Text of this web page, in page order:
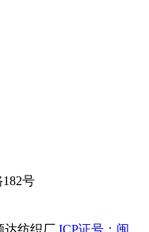
号
达纺织厂 ICP证号：闽